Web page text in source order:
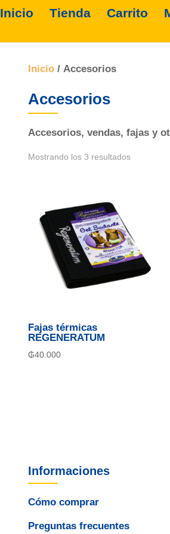
Inicio Tienda Carrito
Inicio/ Accesorios
Accesorios
Accesorios, vendas, fajas y
Mostrando los 3 resultados
Fajas térmicas
REGENERATUM
₲40.000
Informaciones
Cómo comprar
Preguntas frecuentes